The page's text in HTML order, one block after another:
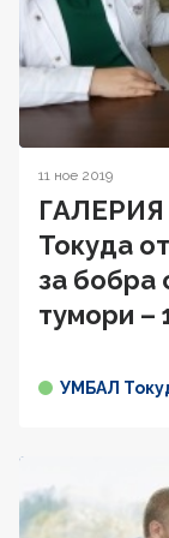
11 ное 2019
ГАЛЕРИЯ
Токуда
за бобра
тумори –
УМБАЛ